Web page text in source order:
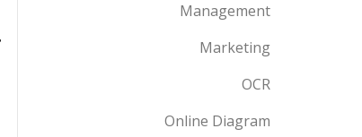
Management
Marketing
OCR
Online Diagram